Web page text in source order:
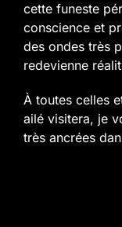
cette funeste
conscience et
des ondes très
redevienne
À toutes celles
ailé visitera, je
très ancrées